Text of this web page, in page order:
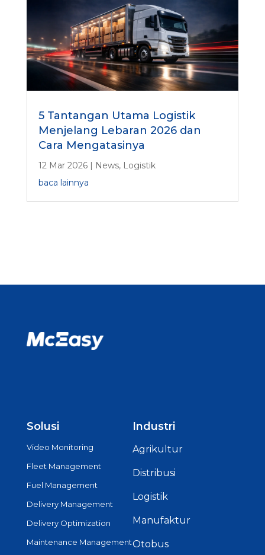
5 Tantangan Utama Logistik
Menjelang Lebaran 2026 dan
Cara Mengatasinya
12 Mar 2026| News, Logistik
baca lainnya
Solusi
Video Monitoring
Fleet Management
Fuel Management
Delivery Management
Delivery Optimization
Maintenance Management
Industri
Agrikultur
Distribusi
Logistik
Manufaktur
Otobus